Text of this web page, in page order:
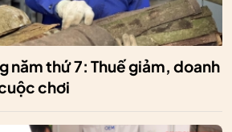
năm thứ 7: Thuế giảm, doanh
chơi